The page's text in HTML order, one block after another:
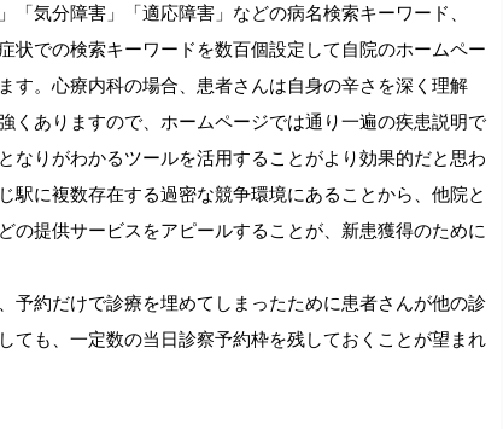
気分障害」「適応障害」などの病名検索キーワード、
状での検索キーワードを数百個設定して自院のホームペー
す。心療内科の場合、患者さんは自身の辛さを深く理解
くありますので、ホームページでは通り一遍の疾患説明で
なりがわかるツールを活用することがより効果的だと思わ
に複数存在する過密な競争環境にあることから、他院と
提供サービスをアピールすることが、新患獲得のために
約だけで診療を埋めてしまったために患者さんが他の診
ても、一定数の当日診察予約枠を残しておくことが望まれ